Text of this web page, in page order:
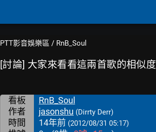
PTT影音娛樂區 / RnB_Soul
[討論] 大家來看看這兩首歌的相似度
看板
RnB_Soul
作者
jasonshu (Dirrty Derr)
時間 14年前 (2012/08/31 05:17)